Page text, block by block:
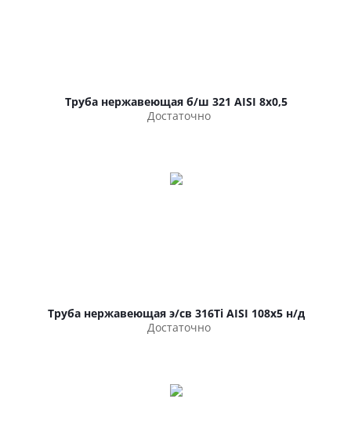
Труба нержавеющая б/ш 321 AISI 8х0,5
Достаточно
Труба нержавеющая э/св 316Ti AISI 108х5 н/д
Достаточно